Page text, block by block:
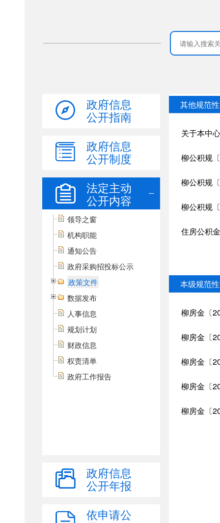
政府信息
公开指南
政府信息
公开制度
法定主动
公开内容
领导之窗
机构职能
通知公告
政府采购招投标公示
政策文件
数据发布
人事信息
规划计划
财政信息
权责清单
政府工作报告
政府信息
公开年报
依申请公